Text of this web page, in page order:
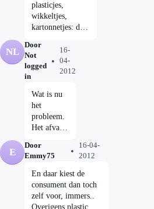
plasticjes,
wikkeltjes,
kartonnetjes: de
inhoud van de
gemiddelde
vuilniszak bestaat
verpakkingsafval.
Iets wat mooi
verpakt is,
verkoopt beter.
betaal je echter
niet alleen voor
de inhoud, maar
ook voor die
mooie
verpakking.
NL
Door
Not
logged
in
16-
04-
2012
Wat is nu
het
probleem.
Het afval
meer
betalen 🤨:
E
Door
Emmy75
16-04-
2012
En daar kiest de
consument dan toch
zelf voor, immers..
Overigens plastic